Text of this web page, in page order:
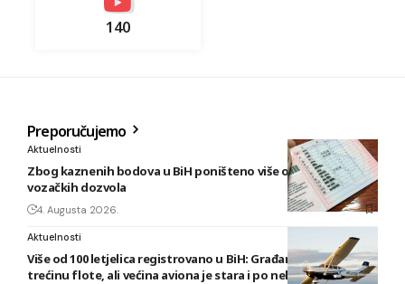
140
Preporučujemo
Aktuelnosti
Zbog kaznenih bodova u BiH poništeno više od 5.300
vozačkih dozvola
4. Augusta 2026.
Aktuelnosti
Više od 100 letjelica registrovano u BiH: Građani posjeduju
trećinu flote, ali većina aviona je stara i po nekoliko decenija